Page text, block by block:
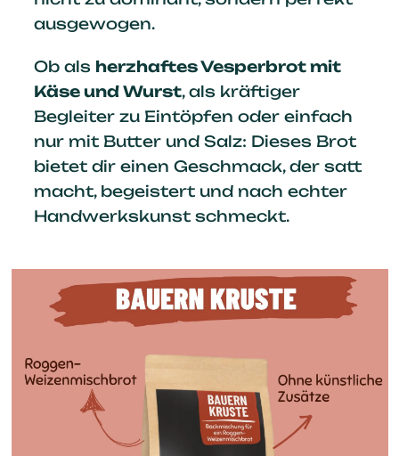
ausgewogen.
Ob als herzhaftes Vesperbrot mit
Käse und Wurst, als kräftiger
Begleiter zu Eintöpfen oder einfach
nur mit Butter und Salz: Dieses Brot
bietet dir einen Geschmack, der satt
macht, begeistert und nach echter
Handwerkskunst schmeckt.